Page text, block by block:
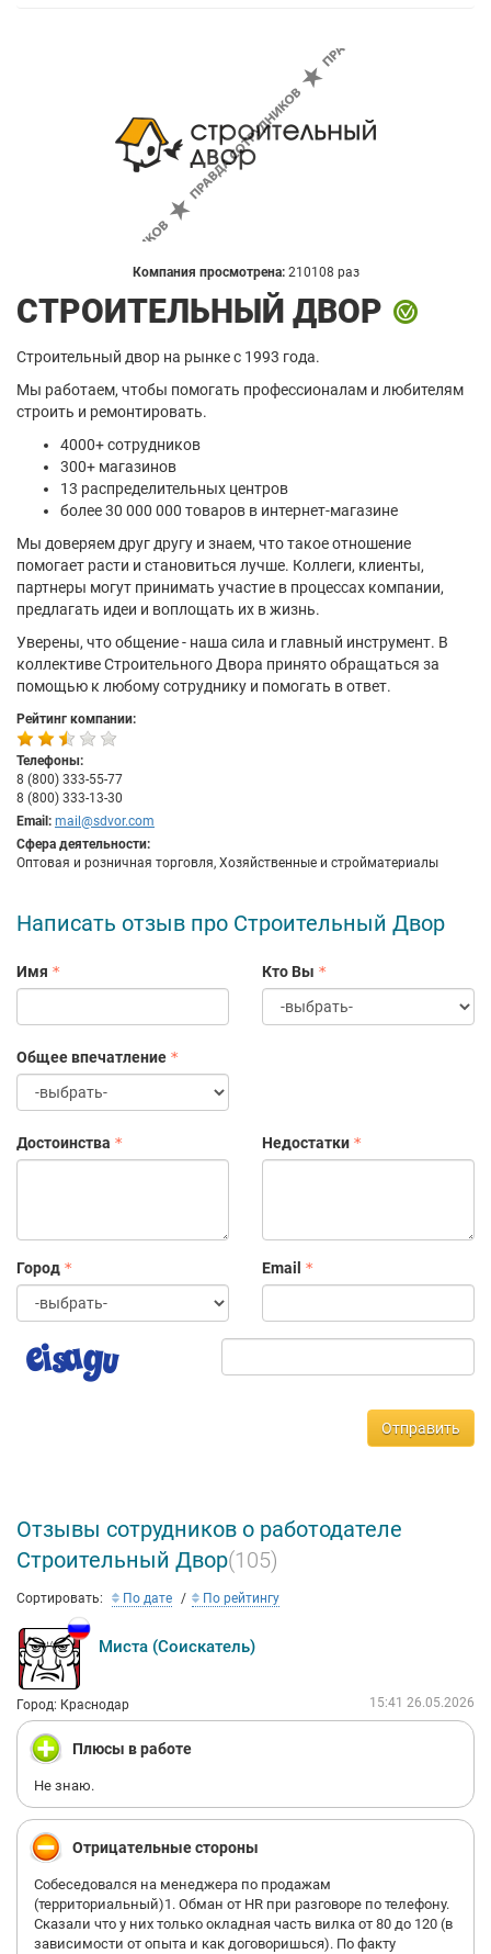
Компания просмотрена: 210108 раз
СТРОИТЕЛЬНЫЙ ДВОР
Строительный двор на рынке с 1993 года.
Мы работаем, чтобы помогать профессионалам и любителям
строить и ремонтировать.
4000+ сотрудников
300+ магазинов
13 распределительных центров
более 30 000 000 товаров в интернет-магазине
Мы доверяем друг другу и знаем, что такое отношение
помогает расти и становиться лучше. Коллеги, клиенты,
партнеры могут принимать участие в процессах компании,
предлагать идеи и воплощать их в жизнь.
Уверены, что общение - наша сила и главный инструмент. В
коллективе Строительного Двора принято обращаться за
помощью к любому сотруднику и помогать в ответ.
Рейтинг компании:
Телефоны:
8 (800) 333-55-77
8 (800) 333-13-30
Email: mail@sdvor.com
Сфера деятельности:
Оптовая и розничная торговля, Хозяйственные и стройматериалы
Написать отзыв про Строительный Двор
Имя Кто Вы
Общее впечатление
Достоинства Недостатки
Город Email
Отправить
Отзывы сотрудников о работодателе
Строительный Двор(105)
Сортировать: По дате По рейтингу
Миста (Соискатель)
Город: Краснодар 15:41 26.05.2026
Плюсы в работе
Не знаю.
Отрицательные стороны
Собеседовался на менеджера по продажам
(территориальный)1. Обман от HR при разговоре по телефону.
Сказали что у них только окладная часть вилка от 80 до 120 (в
зависимости от опыта и как договоришься). По факту